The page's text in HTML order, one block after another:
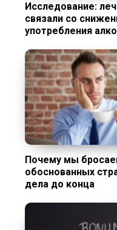
Исследование:
связали со
употребления
Почему мы
обоснованных
дела до конца